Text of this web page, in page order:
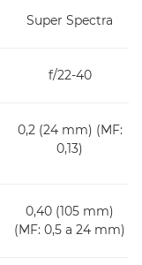
Super Spectra
f/22-40
0,2 (24 mm) (MF:
0,13)
0,40 (105 mm)
(MF: 0,5 a 24 mm)